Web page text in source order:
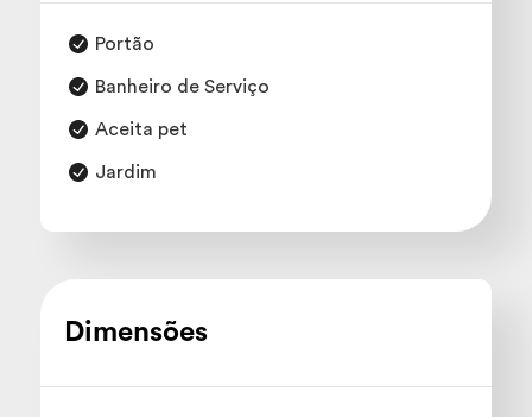
Portão
Banheiro de Serviço
Aceita pet
Jardim
Dimensões